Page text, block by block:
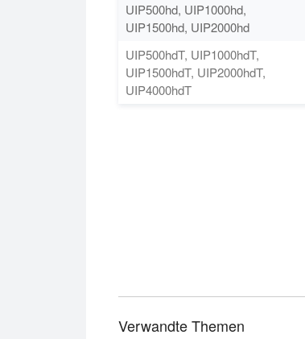
UIP500hd, UIP1000hd,
UIP1500hd, UIP2000hd
UIP500hdT, UIP1000hdT,
UIP1500hdT, UIP2000hdT,
UIP4000hdT
Verwandte Themen